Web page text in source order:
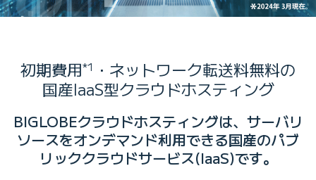
初期費用*1
・ネットワーク転送料無料の
国産IaaS型クラウドホスティング
BIGLOBEクラウドホスティングは、サーバリ
ソースをオンデマンド利用できる国産のパブ
リッククラウドサービス(IaaS)です。